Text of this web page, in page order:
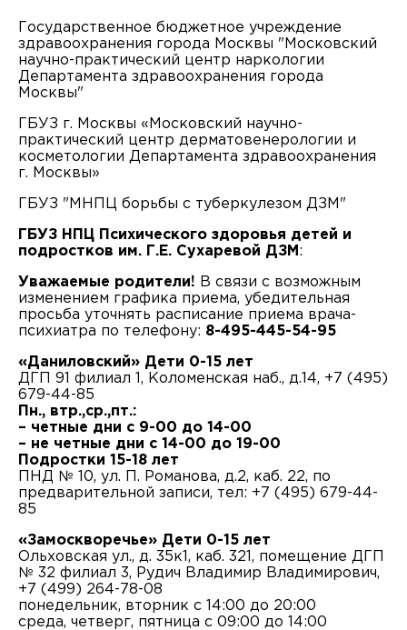
Государственное бюджетное учреждение
здравоохранения города Москвы "Московский
научно-практический центр наркологии
Департамента здравоохранения города
Москвы"
ГБУЗ г. Москвы «Московский научно-
практический центр дерматовенерологии и
косметологии Департамента здравоохранения
г. Москвы»
ГБУЗ "МНПЦ борьбы с туберкулезом ДЗМ"
ГБУЗ НПЦ Психического здоровья детей и
подростков им. Г.Е. Сухаревой ДЗМ :
Уважаемые родители! В связи с возможным
изменением графика приема, убедительная
просьба уточнять расписание приема врача-
психиатра по телефону: 8-495-445-54-95
«Даниловский» Дети 0-15 лет
ДГП 91 филиал 1, Коломенская наб., д.14, +7 (495)
679-44-85
Пн., втр.,ср.,пт.:
– четные дни с 9-00 до 14-00
– не четные дни с 14-00 до 19-00
Подростки 15-18 лет
ПНД № 10, ул. П. Романова, д.2, каб. 22, по
предварительной записи, тел: +7 (495) 679-44-
85
«Замоскворечье» Дети 0-15 лет
Ольховская ул., д. 35к1, каб. 321, помещение ДГП
№ 32 филиал 3, Рудич Владимир Владимирович,
+7 (499) 264-78-08
понедельник, вторник с 14:00 до 20:00
среда, четверг, пятница с 09:00 до 14:00